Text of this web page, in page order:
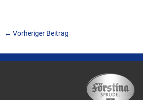
← Vorheriger Beitrag